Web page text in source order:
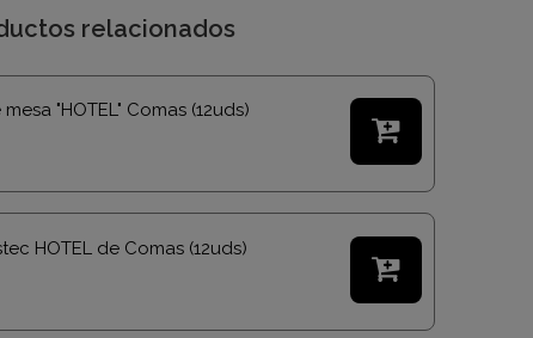
relacionados
"HOTEL" Comas (12uds)

HOTEL de Comas (12uds)
